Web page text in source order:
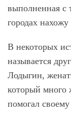
выполненная с
городах
В некоторых
называется
Лодыгин,
который много
помогал